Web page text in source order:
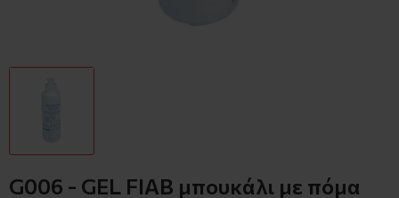
G006 - GEL FIAB μπουκάλι με πόμα